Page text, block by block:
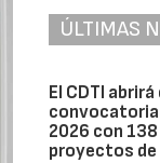
ÚLTIMAS
El CDTI
convocatoria
2026 con
proyectos de